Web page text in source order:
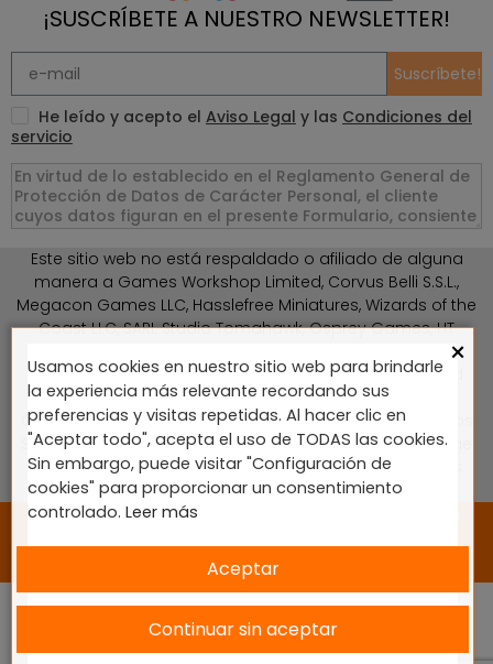
¡SUSCRÍBETE A NUESTRO NEWSLETTER!
Suscríbete!
He leído y acepto el Aviso Legal y las Condiciones del
servicio
Este sitio web no está respaldado o afiliado de alguna
manera a Games Workshop Limited, Corvus Belli S.S.L.,
Megacon Games LLC, Hasslefree Miniatures, Wizards of the
Coast LLC, SARL Studio Tomahawk, Osprey Games, HT
Entertainment, Warlord Games Ltd, The Ninth Age, World
Team Championship, Battlefront Miniatures NZ Ltd, DC
Comics, Knight Models, Three Stones Productos y Diseños
S.L., Paizo Inc, The Lord of the Rings, Wizkids, NECA LLC, Edge
Entertainment Studio SLU, Marvel, Fantasy Flight Games
(FFG), Disney, Lucasfilm Ltd.
2024 © Diseñado y desarrollado por tu equipo Imedia
Comunicación 🚀
×
Usamos cookies en nuestro sitio web para brindarle
la experiencia más relevante recordando sus
preferencias y visitas repetidas. Al hacer clic en
"Aceptar todo", acepta el uso de TODAS las cookies.
Sin embargo, puede visitar "Configuración de
cookies" para proporcionar un consentimiento
controlado. Leer más
Aceptar
Continuar sin aceptar